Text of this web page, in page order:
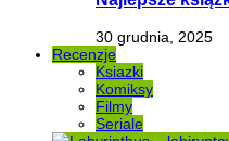
30 grudnia, 2025
Recenzje
Ksiazki
Komiksy
Filmy
Seriale